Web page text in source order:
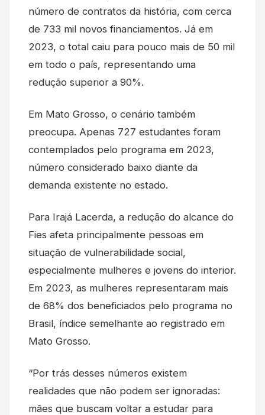
número de contratos da história, com cerca
de 733 mil novos financiamentos. Já em
2023, o total caiu para pouco mais de 50 mil
em todo o país, representando uma
redução superior a 90%.
Em Mato Grosso, o cenário também
preocupa. Apenas 727 estudantes foram
contemplados pelo programa em 2023,
número considerado baixo diante da
demanda existente no estado.
Para Irajá Lacerda, a redução do alcance do
Fies afeta principalmente pessoas em
situação de vulnerabilidade social,
especialmente mulheres e jovens do interior.
Em 2023, as mulheres representaram mais
de 68% dos beneficiados pelo programa no
Brasil, índice semelhante ao registrado em
Mato Grosso.
“Por trás desses números existem
realidades que não podem ser ignoradas:
mães que buscam voltar a estudar para